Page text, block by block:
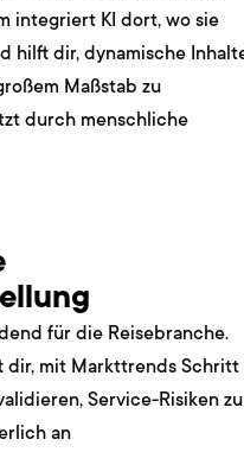
integriert KI dort, wo sie
hilft dir, dynamische
Maßstab zu
durch menschliche
für die Reisebranche.
dir, mit Markttrends Schritt
Service-Risiken zu
an